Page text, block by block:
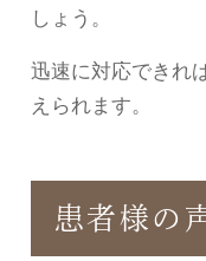
しょう。
迅速に対応できれ
えられます。
患者様の